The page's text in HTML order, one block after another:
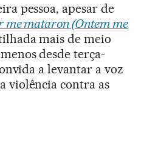
pessoa, apesar de
me mataron(Ontem me
mais de meio
desde terça-
a levantar a voz
violência contra as